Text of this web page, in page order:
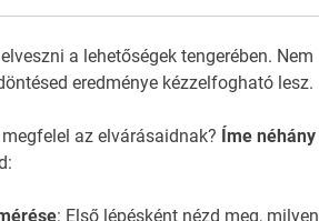
a lehetőségek tengerében. Nem
eredménye kézzelfogható lesz.
az elvárásaidnak? Íme néhány
: Első lépésként nézd meg, milyen